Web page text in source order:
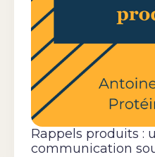
Rappels produits :
communication